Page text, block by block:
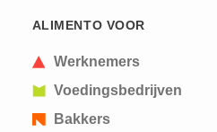
ALIMENTO VOOR
Werknemers
Voedingsbedrijven
Bakkers